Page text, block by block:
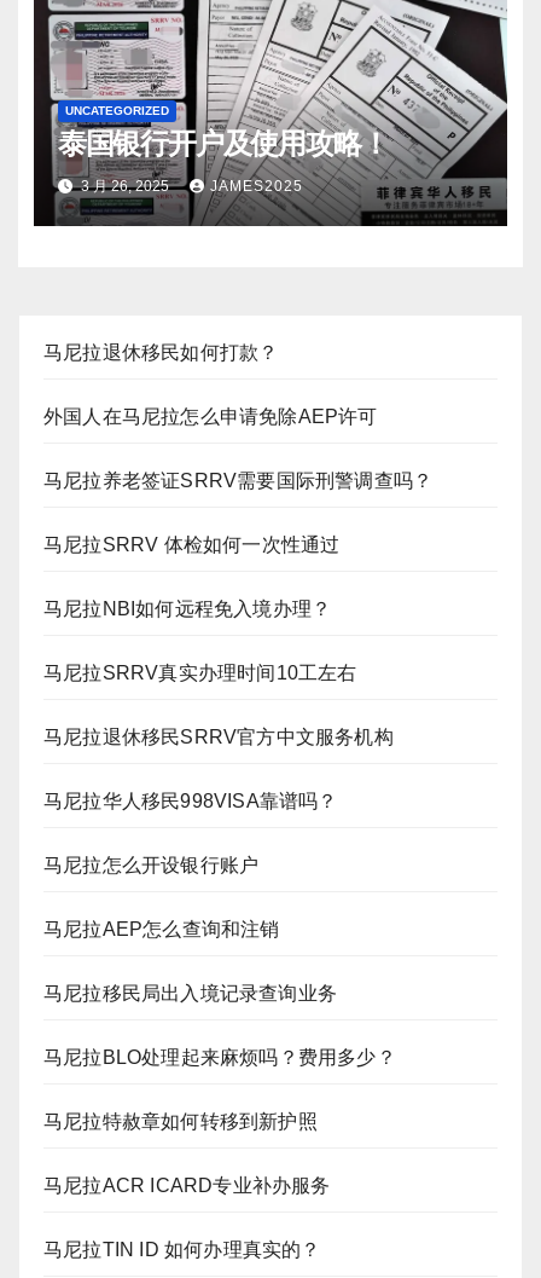
UNCATEGORIZED
泰国银行开户及使用攻略！
3 月 26, 2025 JAMES2025
马尼拉退休移民如何打款？
外国人在马尼拉怎么申请免除AEP许可
马尼拉养老签证SRRV需要国际刑警调查吗？
马尼拉SRRV 体检如何一次性通过
马尼拉NBI如何远程免入境办理？
马尼拉SRRV真实办理时间10工左右
马尼拉退休移民SRRV官方中文服务机构
马尼拉华人移民998VISA靠谱吗？
马尼拉怎么开设银行账户
马尼拉AEP怎么查询和注销
马尼拉移民局出入境记录查询业务
马尼拉BLO处理起来麻烦吗？费用多少？
马尼拉特赦章如何转移到新护照
马尼拉ACR ICARD专业补办服务
马尼拉TIN ID 如何办理真实的？